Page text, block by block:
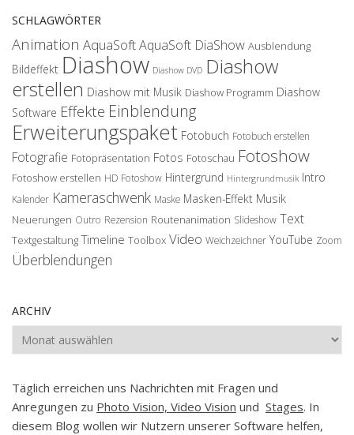
SCHLAGWÖRTER
Animation AquaSoftAquaSoft DiaShow Ausblendung
Bildeffekt Diashow Diashow DVD Diashow
erstellen Diashow mit Musik Diashow Programm Diashow
Software Effekte Einblendung
Erweiterungspaket Fotobuch Fotobuch erstellen
Fotografie Fotopräsentation Fotos Fotoschau Fotoshow
Fotoshow erstellen HD Fotoshow Hintergrund Hintergrundmusik Intro
Kalender Kameraschwenk Maske Masken-Effekt Musik
Neuerungen Outro Rezension Routenanimation Slideshow Text
Textgestaltung Timeline Toolbox Video Weichzeichner YouTube Zoom
Überblendungen
ARCHIV
Archiv
Täglich erreichen uns Nachrichten mit Fragen und
Anregungen zu Photo Vision, Video Vision und Stages. In
diesem Blog wollen wir Nutzern unserer Software helfen,